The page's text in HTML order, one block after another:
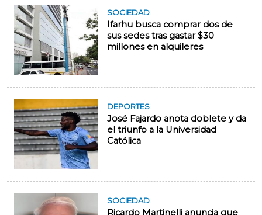
SOCIEDAD
Ifarhu busca comprar dos de
sus sedes tras gastar $30
millones en alquileres
DEPORTES
José Fajardo anota doblete y da
el triunfo a la Universidad
Católica
SOCIEDAD
Ricardo Martinelli anuncia que